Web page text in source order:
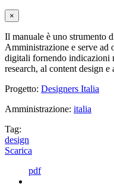
×
Il manuale è uno strumento
Amministrazione e serve ad
digitali fornendo indicazioni
research, al content design e
Progetto: Designers Italia
Amministrazione: italia
Tag:
design
Scarica
pdf